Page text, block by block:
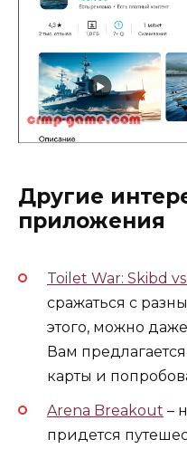
Другие
приложения
Toilet War: Skibd
сражаться с
этого, можно
Вам
карты и
Arena Breakout –
придется